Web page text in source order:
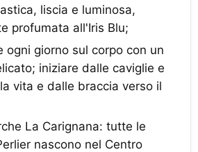
liscia e luminosa,
profumata all'Iris Blu;
ogni giorno sul corpo con un
iniziare dalle caviglie e
vita e dalle braccia verso il
La Carignana: tutte le
nascono nel Centro